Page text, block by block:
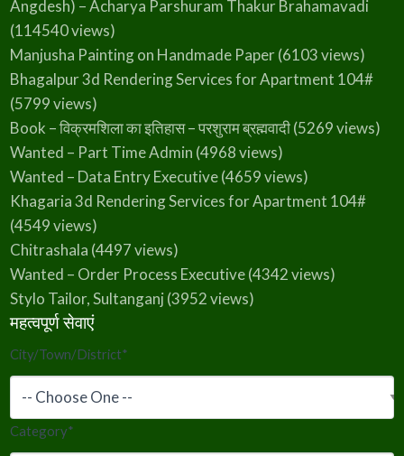
Angdesh) – Acharya Parshuram Thakur Brahamavadi
(114540 views)
Manjusha Painting on Handmade Paper(6103 views)
Bhagalpur 3d Rendering Services for Apartment 104#
(5799 views)
Book – विक्रमशिला का इतिहास – परशुराम ब्रह्मवादी(5269 views)
Wanted – Part Time Admin (4968 views)
Wanted – Data Entry Executive(4659 views)
Khagaria 3d Rendering Services for Apartment 104#
(4549 views)
Chitrashala (4497 views)
Wanted – Order Process Executive(4342 views)
Stylo Tailor, Sultanganj (3952 views)
महत्वपूर्ण सेवाएं
City/Town/District*
Category*